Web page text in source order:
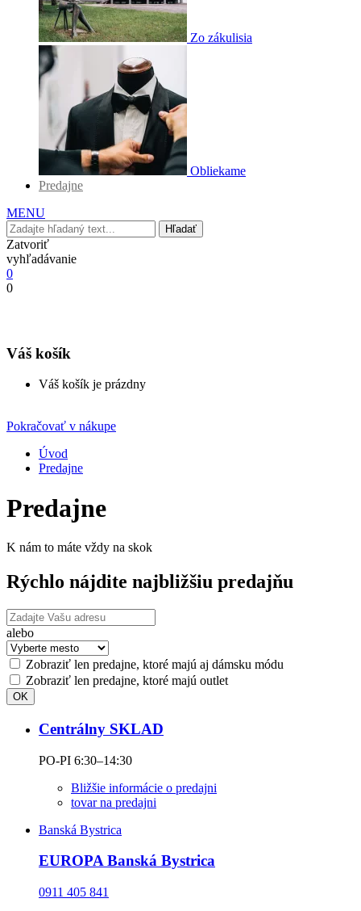
Zo zákulisia
Obliekame
Predajne
MENU
Hľadať
Zatvoriť
vyhľadávanie
0
0
Váš košík
Váš košík je prázdny
Pokračovať v nákupe
Úvod
Predajne
Predajne
K nám to máte vždy na skok
Rýchlo nájdite najbližšiu predajňu
alebo
Zobraziť len predajne, ktoré majú aj dámsku módu
Zobraziť len predajne, ktoré majú outlet
Centrálny SKLAD
PO-PI 6:30–14:30
Bližšie informácie o predajni
tovar na predajni
Banská Bystrica
EUROPA Banská Bystrica
0911 405 841